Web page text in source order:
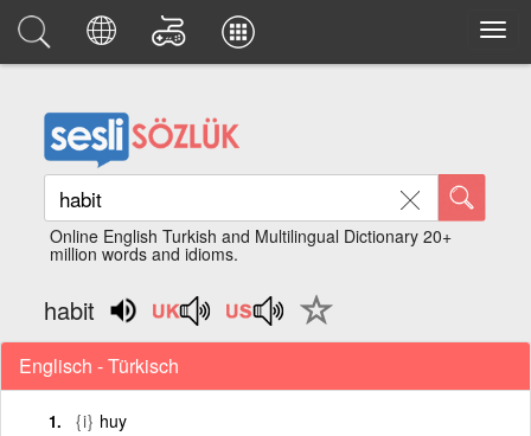
Online English Turkish and Multilingual Dictionary 20+
million words and idioms.
habit
Englisch - Türkisch
{i} huy